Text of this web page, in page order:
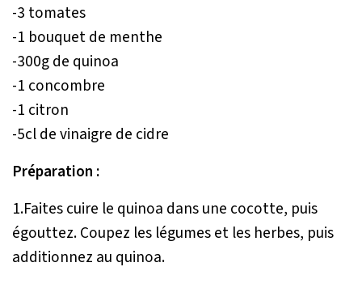
-3 tomates
-1 bouquet de menthe
-300g de quinoa
-1 concombre
-1 citron
-5cl de vinaigre de cidre
Préparation :
1.Faites cuire le quinoa dans une cocotte, puis
égouttez. Coupez les légumes et les herbes, puis
additionnez au quinoa.